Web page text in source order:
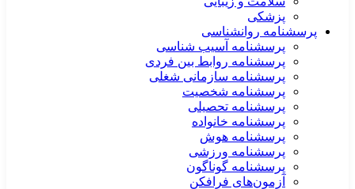
پزشکی
پرسشنامه روانشناسی
پرسشنامه آسیب شناسی
پرسشنامه روابط بین فردی
پرسشنامه سازمانی شغلی
پرسشنامه شخصیت
پرسشنامه تحصیلی
پرسشنامه خانواده
پرسشنامه هوش
پرسشنامه ورزشی
پرسشنامه گوناگون
آزمون‌های فرافکن